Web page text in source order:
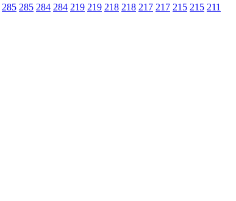
285 285 284 284 219 219 218 218 217 217 215 215 211